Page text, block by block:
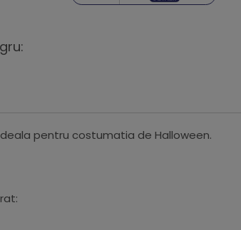
pentru costumatia de Halloween.